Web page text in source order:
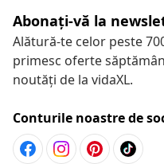
Abonați-vă la
Alătură-te celor peste
primesc oferte
noutăți de la vidaXL.
Conturile noastre de